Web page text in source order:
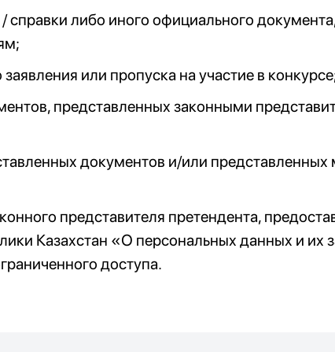
/ справки либо иного официального
или пропуска на участие в
представленных законными
документов и/или
представителя претендента,
Казахстан «О персональных данных и их
доступа.